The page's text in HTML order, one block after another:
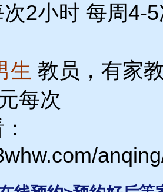
2小时 每周4-
生 教员，有家
每次